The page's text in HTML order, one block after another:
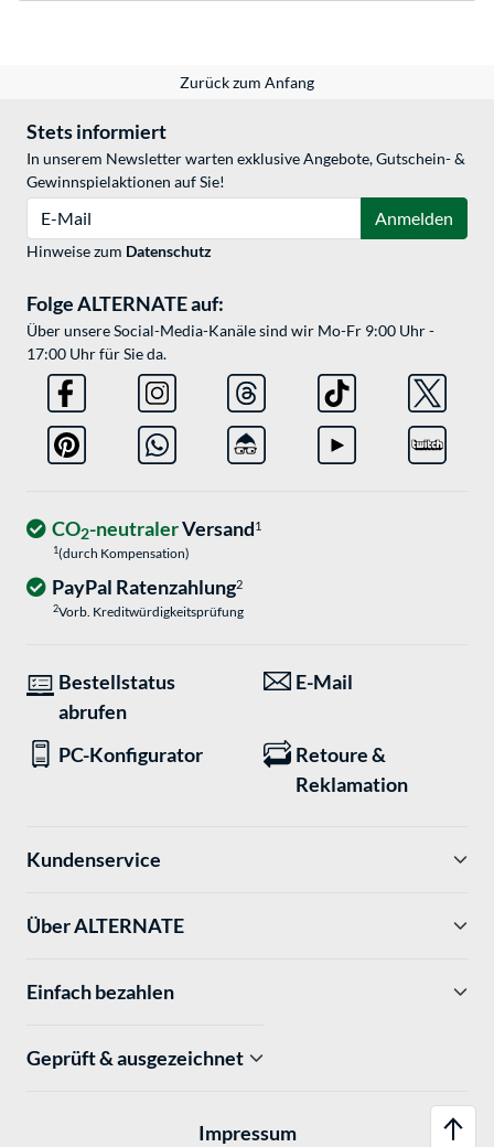
Zurück zum Anfang
Stets informiert
In unserem Newsletter warten exklusive Angebote, Gutschein- &
Gewinnspielaktionen auf Sie!
Anmelden
Hinweise zum Datenschutz
Folge ALTERNATE auf:
Über unsere Social-Media-Kanäle sind wir Mo-Fr 9:00 Uhr -
17:00 Uhr für Sie da.
CO2-neutralerVersand1
1(durch Kompensation)
PayPal Ratenzahlung2
2Vorb. Kreditwürdigkeitsprüfung
Bestellstatus
abrufen
E-Mail
PC-Konfigurator
Retoure &
Reklamation
Kundenservice
Über ALTERNATE
Einfach bezahlen
Geprüft & ausgezeichnet
Impressum